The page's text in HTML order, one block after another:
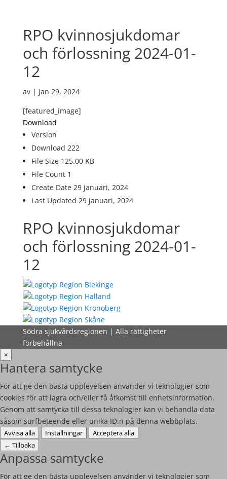
RPO kvinnosjukdomar
och förlossning 2024-01-
12
av | jan 29, 2024
[featured_image]
Download
Version
Download 222
File Size 125.00 KB
File Count 1
Create Date 29 januari, 2024
Last Updated 29 januari, 2024
RPO kvinnosjukdomar
och förlossning 2024-01-
12
Södra sjukvårdsregionen | Alla rättigheter
förbehållna
×
Hantera samtycke
För att ge den bästa upplevelsen använder vi teknologier som
cookies för att lagra och/eller få åtkomst till enhetsinformation.
Genom att samtycka till dessa teknologier kan vi behandla data
såsom surfbeteende eller unika ID:n på denna webbplats.
Avvisa alla Inställningar
Acceptera alla
← Tillbaka
Anpassa samtycke
För att ge den bästa upplevelsen använder vi teknologier som